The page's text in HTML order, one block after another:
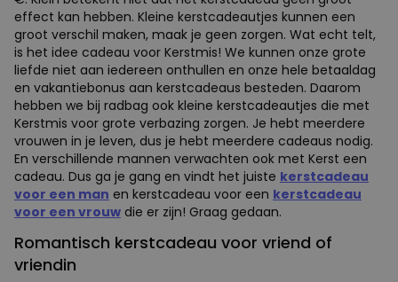
effect kan hebben. Kleine kerstcadeautjes kunnen een
groot verschil maken, maak je geen zorgen. Wat echt telt,
is het idee cadeau voor Kerstmis! We kunnen onze grote
liefde niet aan iedereen onthullen en onze hele betaaldag
en vakantiebonus aan kerstcadeaus besteden. Daarom
hebben we bij radbag ook kleine kerstcadeautjes die met
Kerstmis voor grote verbazing zorgen. Je hebt meerdere
vrouwen in je leven, dus je hebt meerdere cadeaus nodig.
En verschillende mannen verwachten ook met Kerst een
cadeau. Dus ga je gang en vindt het juiste kerstcadeau
voor een man en kerstcadeau voor een kerstcadeau
voor een vrouw die er zijn! Graag gedaan.
Romantisch kerstcadeau voor vriend of
vriendin